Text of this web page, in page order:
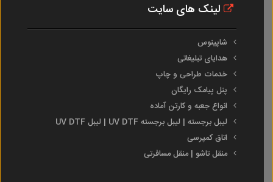
لینک های سایت
شاپینوس
هدایای تبلیغاتی
خدمات طراحی و چاپ
پنل پیامک رایگان
انواع جعبه و کارتن آماده
لیبل برجسته | لیبل برجسته UV DTF | لیبل UV DTF
اتاق کمپرسی
منقل تاشو | منقل مسافرتی